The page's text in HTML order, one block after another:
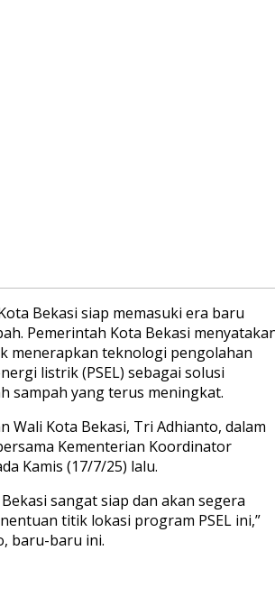
Bekasi siap memasuki era baru
Pemerintah Kota Bekasi
menerapkan teknologi pengolahan
listrik (PSEL) sebagai solusi
sampah yang terus meningkat.
Wali Kota Bekasi, Tri Adhianto, dalam
Kementerian Koordinator
Kamis (17/7/25) lalu.
sangat siap dan akan segera
titik lokasi program PSEL ini,”
baru-baru ini.